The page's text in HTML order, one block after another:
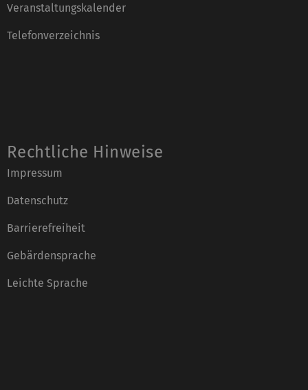
Veranstaltungskalender
Telefonverzeichnis
Rechtliche Hinweise
Impressum
Datenschutz
Barrierefreiheit
Gebärdensprache
Leichte Sprache